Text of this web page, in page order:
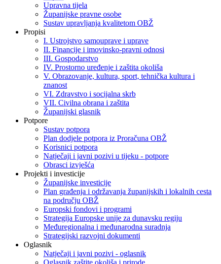
Upravna tijela
Županijske pravne osobe
Sustav upravljanja kvalitetom OBŽ
Propisi
I. Ustrojstvo samouprave i uprave
II. Financije i imovinsko-pravni odnosi
III. Gospodarstvo
IV. Prostorno uređenje i zaštita okoliša
V. Obrazovanje, kultura, sport, tehnička kultura i
znanost
VI. Zdravstvo i socijalna skrb
VII. Civilna obrana i zaštita
Županijski glasnik
Potpore
Sustav potpora
Plan dodjele potpora iz Proračuna OBŽ
Korisnici potpora
Natječaji i javni pozivi u tijeku - potpore
Obrasci izvješća
Projekti i investicije
Županijske investicije
Plan građenja i održavanja županijskih i lokalnih cesta
na području OBŽ
Europski fondovi i programi
Strategija Europske unije za dunavsku regiju
Međuregionalna i međunarodna suradnja
Strategijski razvojni dokumenti
Oglasnik
Natječaji i javni pozivi - oglasnik
Oglasnik zaštite okoliša i prirode